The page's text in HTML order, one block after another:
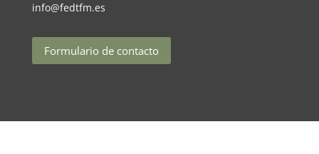
info@fedtfm.es
Formulario de contacto